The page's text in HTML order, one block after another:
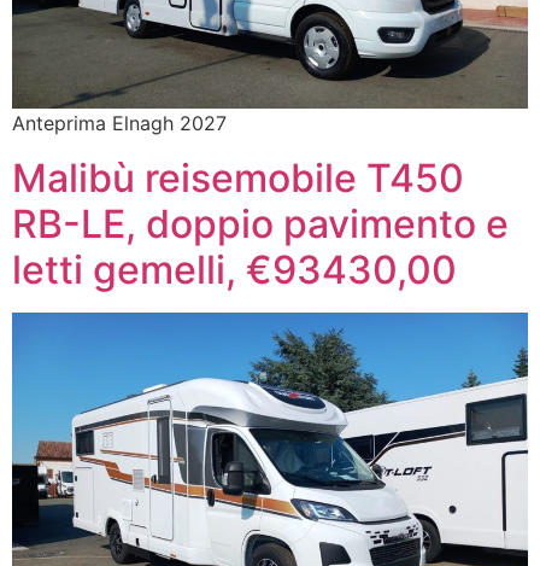
Anteprima Elnagh 2027
Malibù reisemobile T450
RB-LE, doppio pavimento e
letti gemelli, €93430,00